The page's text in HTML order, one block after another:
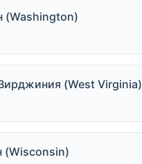
(Washington)
(West Virginia)
(Wisconsin)